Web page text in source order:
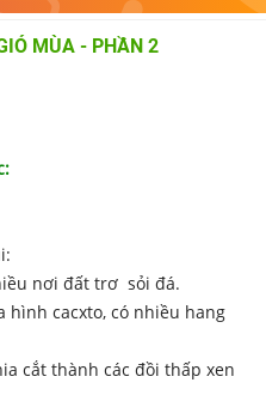
MÙA - PHẦN 2
nơi đất trơ sỏi đá.
hình cacxto, có nhiều hang
cắt thành các đồi thấp xen